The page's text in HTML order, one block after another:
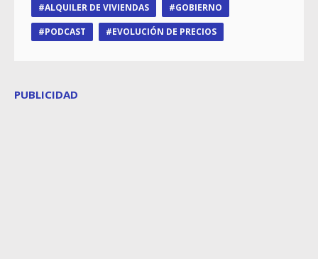
ALQUILER DE VIVIENDAS
GOBIERNO
PODCAST
EVOLUCIÓN DE PRECIOS
PUBLICIDAD